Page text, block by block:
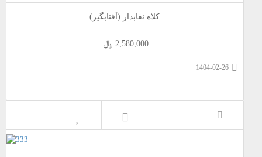
کلاه نقابدار (آفتابگیر)
2,580,000 ﷼
1404-02-26